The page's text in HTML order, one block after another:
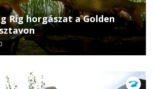
Rig horgászat a Golden